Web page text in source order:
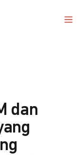
dan